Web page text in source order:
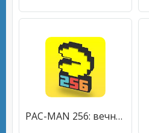
PAC-MAN 256: вечный лабиринт